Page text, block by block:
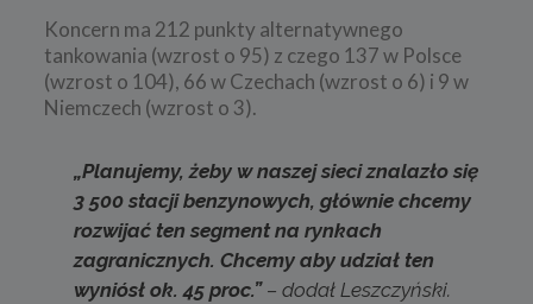
Koncern ma 212 punkty alternatywnego
tankowania (wzrost o 95) z czego 137 w Polsce
(wzrost o 104), 66 w Czechach (wzrost o 6) i 9 w
Niemczech (wzrost o 3).
„Planujemy, żeby w naszej sieci znalazło się
3 500 stacji benzynowych, głównie chcemy
rozwijać ten segment na rynkach
zagranicznych. Chcemy aby udział ten
wyniósł ok. 45 proc.”– dodał Leszczyński.